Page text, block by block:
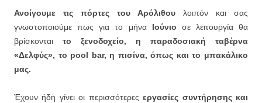
Ανοίγουμε τις πόρτες του Αρόλιθου λοιπόν και σας
γνωστοποιούμε πως για το μήνα Ιούνιο σε λειτουργία θα
βρίσκονται το ξενοδοχείο, η παραδοσιακή ταβέρνα
«Δελφύς», το pool bar, η πισίνα, όπως και το μπακάλικο
μας.
Έχουν ήδη γίνει οι περισσότερεςεργασίες συντήρησης και